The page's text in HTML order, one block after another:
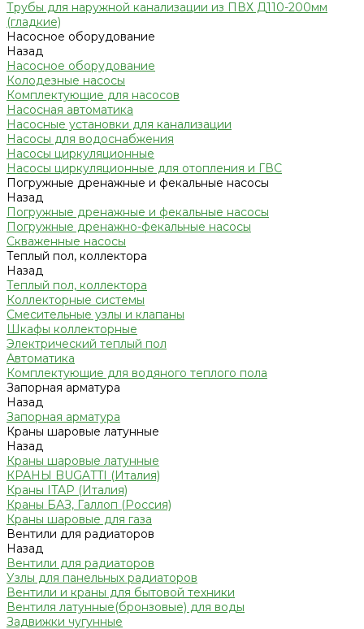
Трубы для наружной канализации из ПВХ Д110-200мм
(гладкие)
Насосное оборудование
Назад
Насосное оборудование
Колодезные насосы
Комплектующие для насосов
Насосная автоматика
Насосные установки для канализации
Насосы для водоснабжения
Насосы циркуляционные
Насосы циркуляционные для отопления и ГВС
Погружные дренажные и фекальные насосы
Назад
Погружные дренажные и фекальные насосы
Погружные дренажно-фекальные насосы
Скваженные насосы
Теплый пол, коллектора
Назад
Теплый пол, коллектора
Коллекторные системы
Смесительные узлы и клапаны
Шкафы коллекторные
Электрический теплый пол
Автоматика
Комплектующие для водяного теплого пола
Запорная арматура
Назад
Запорная арматура
Краны шаровые латунные
Назад
Краны шаровые латунные
КРАНЫ BUGATTI (Италия)
Краны ITAP (Италия)
Краны БАЗ, Галлоп (Россия)
Краны шаровые для газа
Вентили для радиаторов
Назад
Вентили для радиаторов
Узлы для панельных радиаторов
Вентили и краны для бытовой техники
Вентиля латунные(бронзовые) для воды
Задвижки чугунные